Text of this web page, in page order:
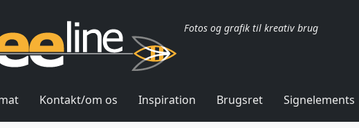
Fotos og grafik til kreativ brug
Kontakt/om os Inspiration Brugsret Signelements